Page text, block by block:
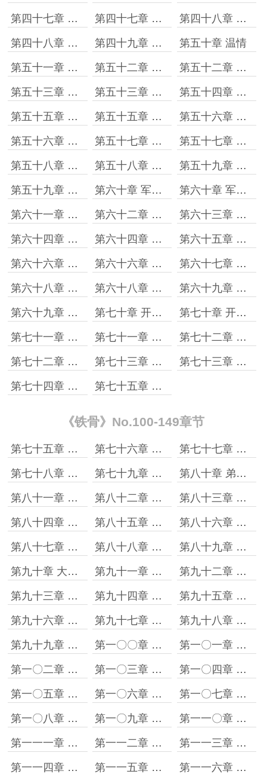
第四十七章 实话实说［上］ 第四十七章 实话实说［下］ 第四十八章 可怜的匪兵乙［上］
第四十八章 可怜的匪兵乙［下］ 第四十九章 突然的别离 第五十章 温情
第五十一章 交心 第五十二章 经典诗朗诵［上］ 第五十二章 经典诗朗诵［下］
第五十三章 意外的收获［上］ 第五十三章 意外的收获［下］ 第五十四章 仇人见面分外眼红
第五十五章 那么多误会［上］ 第五十五章 那么多误会［下］ 第五十六章 老道的手段［上］
第五十六章 老道的手段［下］ 第五十七章 调令下来了［上］ 第五十七章 调令下来了［下］
第五十八章 下马威？［上］ 第五十八章 下马威？［下］ 第五十九章 人心都是肉长的［上］
第五十九章 人心都是肉长的［下］ 第六十章 军令状［上］ 第六十章 军令状［下］
第六十一章 要玩就玩把大的 第六十二章 举重若轻 第六十三章 月黑风高杀人夜
第六十四章 老子从来不勉强谁［上］ 第六十四章 老子从来不勉强谁［下］ 第六十五章 这回热闹了
第六十六章 一步三回头［上］ 第六十六章 一步三回头［下］ 第六十七章 不怕笨就怕懒
第六十八章 去约会［上］ 第六十八章 去约会［下］ 第六十九章 敢不敢赌一把［上］
第六十九章 敢不敢赌一把［下］ 第七十章 开诚布公［上］ 第七十章 开诚布公［下］
第七十一章 心灵的震撼［上］ 第七十一章 心灵的震撼［下］ 第七十二章 比的不只是力气［上］
第七十二章 比的不只是力气［下］ 第七十三章 生意上门了［上］ 第七十三章 生意上门了［下］
第七十四章 爆笑中的泪水 第七十五章 依依不舍话别离［上］
《铁骨》No.100-149章节
第七十五章 依依不舍话别离［下］ 第七十六章 誓师 第七十七章 我们连的军歌
第七十八章 别打残就行 第七十九章 被遗忘的部分 第八十章 弟兄们的智慧是无穷的
第八十一章 搂草打兔子 第八十二章 不打不相识 第八十三章 终于找到组织了
第八十四章 无所适从的弟兄们 第八十五章 温饱思淫欲 第八十六章 出事了
第八十七章 三堂会审 第八十八章 名利双收 第八十九章 总得弄点实惠的
第九十章 大战前夕 第九十一章 个个都是高手 第九十二章 胳膊拧不过大腿
第九十三章 打一巴掌抚一下 第九十四章 烂摊子的福份 第九十五章 意外的任务
第九十六章 立威 第九十七章 降卒的贡献 第九十八章 满山旌旗映朝霞
第九十九章 老子的队伍要开张 第一〇〇章 有惊无险归大营 第一〇一章 忍忍就习惯了
第一〇二章 尺有所短寸有所长 第一〇三章 初遇铁军 第一〇四章 洗礼
第一〇五章 蜕变 第一〇六章 不能忘本 第一〇七章 焕然一新的模范营
第一〇八章 草根的智慧 第一〇九章 新兵营里的另类 第一一〇章 受益无穷的实战观摩
第一一一章 枪林弹雨铸军魂 第一一二章 捡破烂的收获 第一一三章 攻城确畏难
第一一四章 惨重的认知代价 第一一五章 屡败屡战 第一一六章 这不是我的错